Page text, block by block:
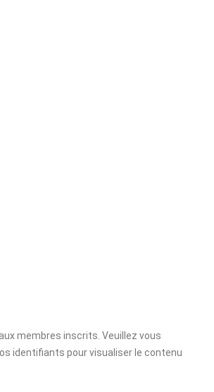
membres inscrits. Veuillez vous
identifiants pour visualiser le contenu